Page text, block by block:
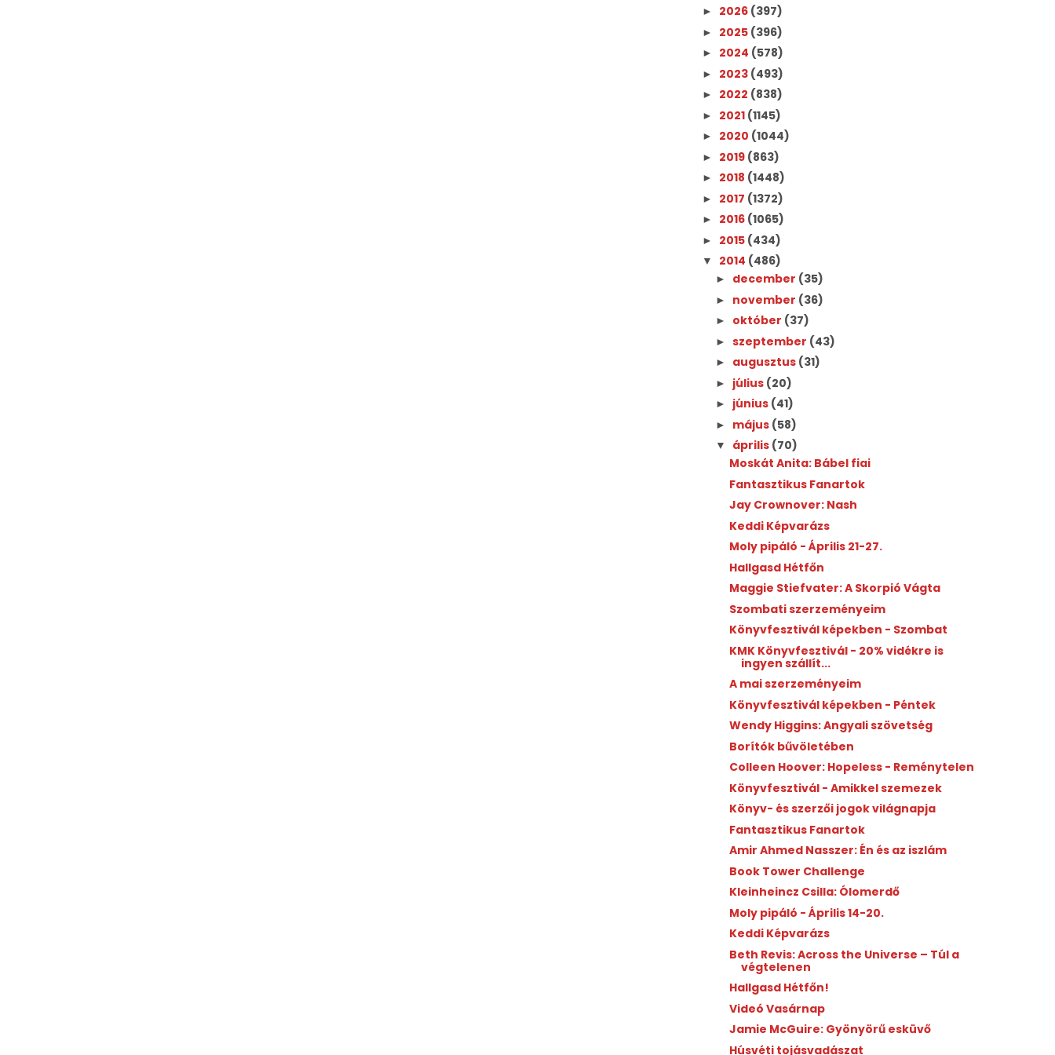
► 2026 (397)
► 2025 (396)
► 2024 (578)
► 2023 (493)
► 2022 (838)
► 2021 (1145)
► 2020 (1044)
► 2019 (863)
► 2018 (1448)
► 2017 (1372)
► 2016 (1065)
► 2015 (434)
▼ 2014 (486)
► december (35)
► november (36)
► október (37)
►szeptember (43)
► augusztus (31)
► július (20)
► június (41)
► május (58)
▼ április (70)
Moskát Anita: Bábel fiai
Fantasztikus Fanartok
Jay Crownover: Nash
Keddi Képvarázs
Moly pipáló - Április 21-27.
Hallgasd Hétfőn
Maggie Stiefvater: A Skorpió Vágta
Szombati szerzeményeim
Könyvfesztivál képekben - Szombat
KMK Könyvfesztivál - 20% vidékre is
ingyen szállít...
A mai szerzeményeim
Könyvfesztivál képekben - Péntek
Wendy Higgins: Angyali szövetség
Borítók bűvöletében
Colleen Hoover: Hopeless - Reménytelen
Könyvfesztivál - Amikkel szemezek
Könyv- és szerzői jogok világnapja
Fantasztikus Fanartok
Amir Ahmed Nasszer: Én és az iszlám
Book Tower Challenge
Kleinheincz Csilla: Ólomerdő
Moly pipáló - Április 14-20.
Keddi Képvarázs
Beth Revis: Across the Universe – Túl a
végtelenen
Hallgasd Hétfőn!
Videó Vasárnap
Jamie McGuire: Gyönyörű esküvő
Húsvéti tojásvadászat